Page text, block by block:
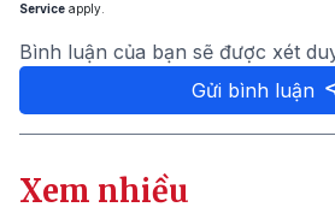
Service apply.
Bình luận của bạn sẽ được xét
Gửi bình luận
Xem nhiều